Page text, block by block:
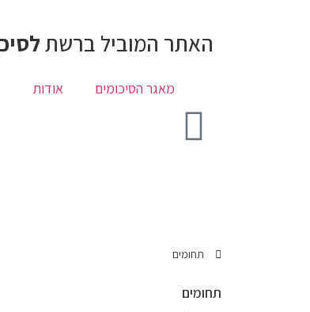
האתר המוביל ברשת
מאגר הסיכומים אודות
תחומים
תחומים